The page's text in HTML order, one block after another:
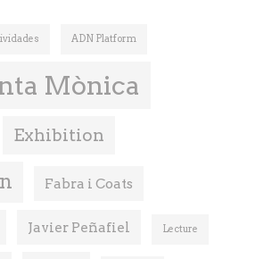
ADN Platform
Mònica
Exhibition
Fabra i Coats
Javier Peñafiel Lecture